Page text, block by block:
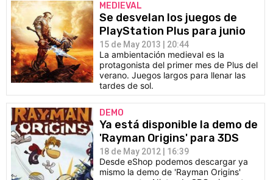
MEDIEVAL
Se desvelan los juegos de
PlayStation Plus para junio
15 de May 2013 | 20:44
La ambientación medieval es la
protagonista del primer mes de Plus del
verano. Juegos largos para llenar las
tardes de sol.
DEMO
Ya está disponible la demo de
'Rayman Origins' para 3DS
18 de May 2012 | 16:39
Desde eShop podemos descargar ya
mismo la demo de 'Rayman Origins'